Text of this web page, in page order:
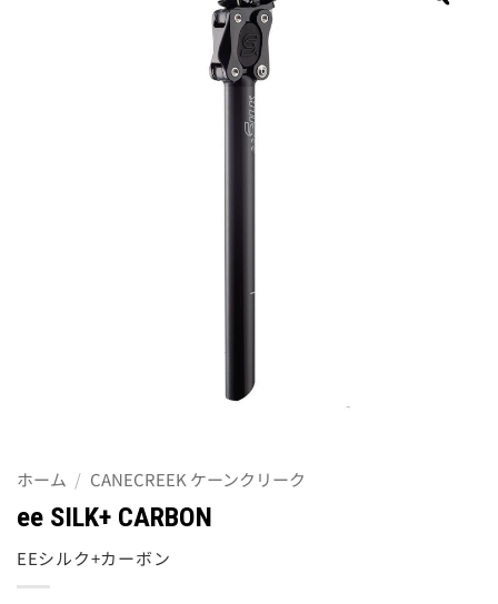
ホーム / CANECREEK ケーンクリーク
ee SILK+ CARBON
EEシルク+カーボン